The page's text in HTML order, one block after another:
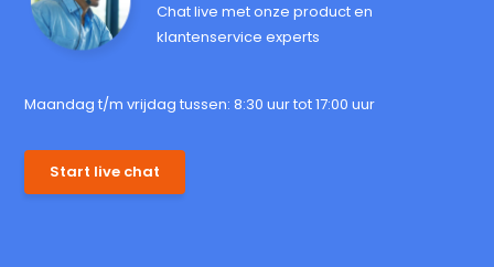
Chat live met onze product en
klantenservice experts
Maandag t/m vrijdag tussen: 8:30 uur tot 17:00 uur
Start live chat